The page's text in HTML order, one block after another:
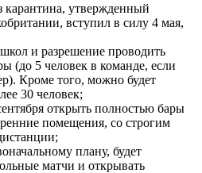
карантина, утвержденный
вступил в силу 4 мая,
и разрешение проводить
(до 5 человек в команде, если
Кроме того, можно будет
30 человек;
открыть полностью бары
помещения, со строгим
плану, будет
матчи и открывать